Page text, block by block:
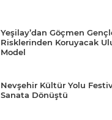
Yeşilay’dan Göçmen
Risklerinden Koruyacak
Model
Nevşehir Kültür Yolu
Sanata Dönüştü